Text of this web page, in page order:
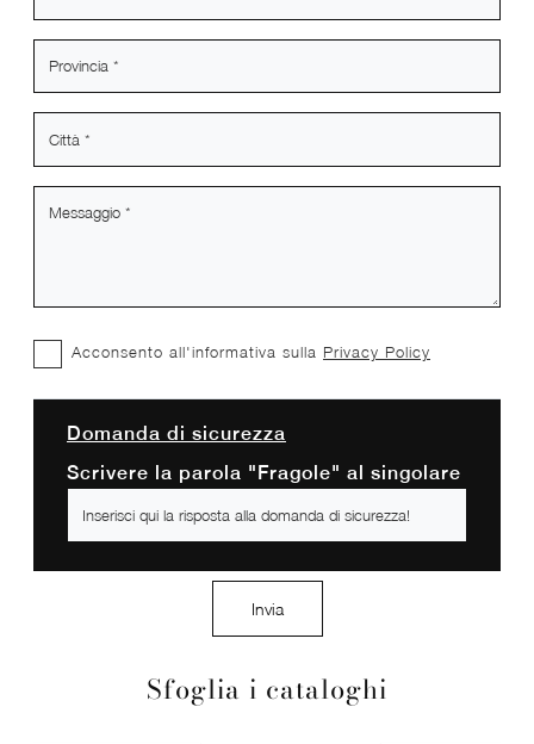
Sfoglia i cataloghi
Acconsento all'informativa sulla Privacy Policy
Domanda di sicurezza
Scrivere la parola "Fragole" al singolare
Invia